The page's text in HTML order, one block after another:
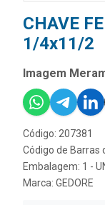
CHAVE
1/4x11/2
Imagem
Código: 207381
Código de Barras
Embalagem: 1 -
Marca: GEDORE